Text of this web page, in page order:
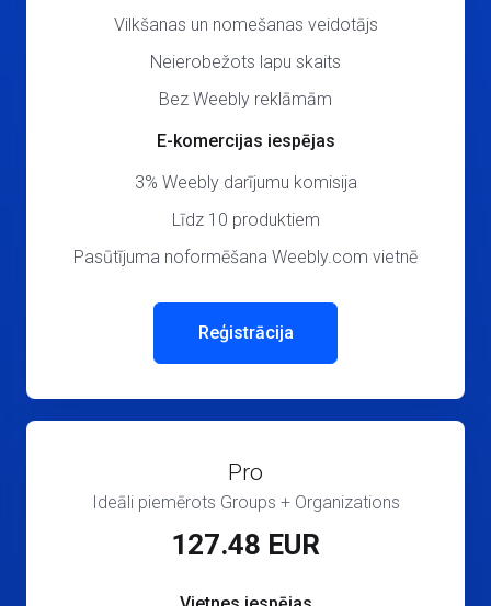
Vilkšanas un nomešanas veidotājs
Neierobežots lapu skaits
Bez Weebly reklāmām
E-komercijas iespējas
3% Weebly darījumu komisija
Līdz 10 produktiem
Pasūtījuma noformēšana Weebly.com vietnē
Reģistrācija
Pro
Ideāli piemērots Groups + Organizations
127.48 EUR